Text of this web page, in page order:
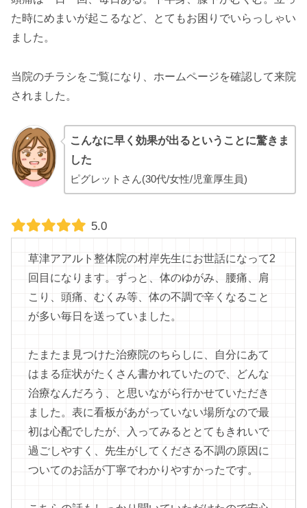
た時にめまいが起こるなど、とてもお困りでいらっしゃい
ました。
当院のチラシをご覧になり、ホームページを確認して来院
されました。
こんなに早く効果が出るということに驚きま
した
ピグレットさん(30代/女性/児童厚生員)
5.0
草津アアルト整体院の村岸先生にお世話になって2
回目になります。ずっと、体のゆがみ、腰痛、肩
こり、頭痛、むくみ等、体の不調で辛くなること
が多い毎日を送っていました。
たまたま見つけた治療院のちらしに、自分にあて
はまる症状がたくさん書かれていたので、どんな
治療なんだろう、と思いながら行かせていただき
ました。表に看板があがっていない場所なので最
初は心配でしたが、入ってみるととてもきれいで
過ごしやすく、先生がしてくださる不調の原因に
ついてのお話が丁寧でわかりやすかったです。